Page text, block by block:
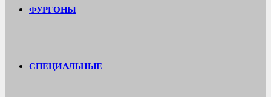
ФУРГОНЫ
СПЕЦИАЛЬНЫЕ